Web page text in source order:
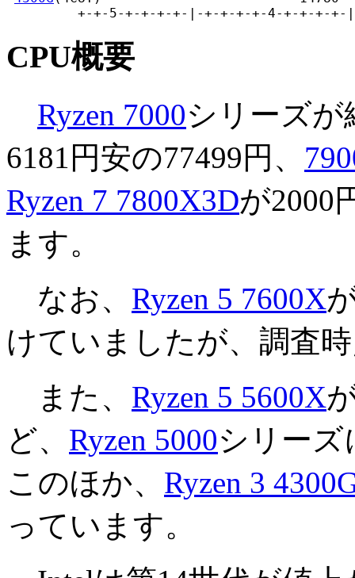
+-+-5-+-+-+-+-|-+-+-+-+-4-+-+-+-
CPU概要
Ryzen 7000シリーズが
6181円安の77499円、
Ryzen 7 7800X3Dが2000
ます。
なお、 Ryzen 5 7600X
けていましたが、調査
また、 Ryzen 5 5600X
ど、 Ryzen 5000シリー
このほか、 Ryzen 3
っています。